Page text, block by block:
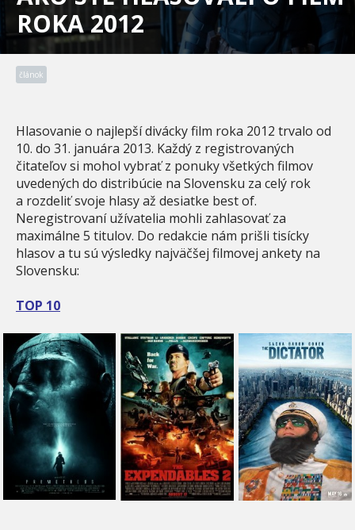
ROKA 2012
článok
Hlasovanie o najlepší divácky film roka 2012 trvalo od
10. do 31. januára 2013. Každý z registrovaných
čitateľov si mohol vybrať z ponuky všetkých filmov
uvedených do distribúcie na Slovensku za celý rok
a rozdeliť svoje hlasy až desiatke best of.
Neregistrovaní užívatelia mohli zahlasovať za
maximálne 5 titulov. Do redakcie nám prišli tisícky
hlasov a tu sú výsledky najväčšej filmovej ankety na
Slovensku:
TOP 10